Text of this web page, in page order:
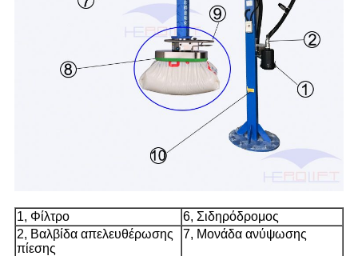
1, Φίλτρο
6, Σιδηρόδρομος
2, Βαλβίδα απελευθέρωσης
πίεσης
7, Μονάδα ανύψωσης